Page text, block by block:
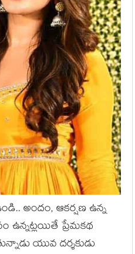
అందం, ఆక‌ర్ష‌ణ ఉన్న‌
ఉన్న‌ట్ల‌యితే ప్రేమ‌క‌థ
యువ ద‌ర్శ‌కుడు